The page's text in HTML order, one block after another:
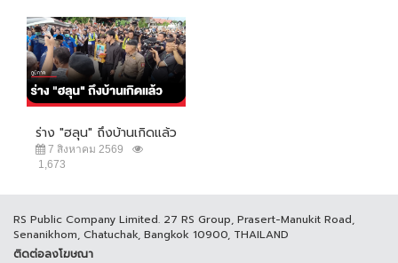
ร่าง "ฮลุน" ถึงบ้านเกิดแล้ว
7 สิงหาคม 2569
1,673
RS Public Company Limited. 27 RS Group, Prasert-Manukit Road,
Senanikhom, Chatuchak, Bangkok 10900, THAILAND
ติดต่อลงโฆษณา